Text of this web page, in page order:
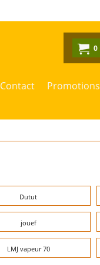
0
Contact Promotions
Dutut
jouef
LMJ vapeur 70